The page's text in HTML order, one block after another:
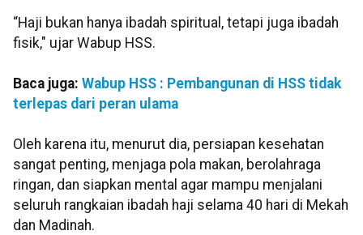
“Haji bukan hanya ibadah spiritual, tetapi juga ibadah
fisik," ujar Wabup HSS.
Baca juga: Wabup HSS : Pembangunan di HSS tidak
terlepas dari peran ulama
Oleh karena itu, menurut dia, persiapan kesehatan
sangat penting, menjaga pola makan, berolahraga
ringan, dan siapkan mental agar mampu menjalani
seluruh rangkaian ibadah haji selama 40 hari di Mekah
dan Madinah.